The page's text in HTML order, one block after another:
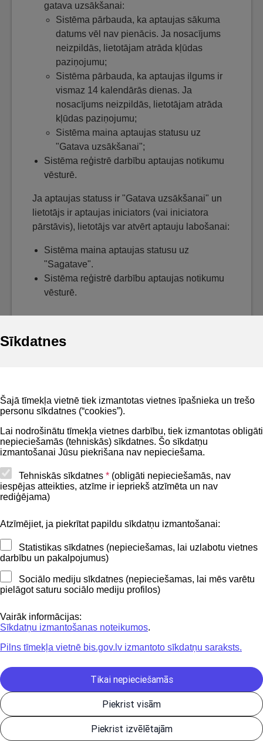
Sīkdatnes
Šajā tīmekļa vietnē tiek izmantotas vietnes īpašnieka un trešo
personu sīkdatnes (“cookies”).
Lai nodrošinātu tīmekļa vietnes darbību, tiek izmantotas obligāti
nepieciešamās (tehniskās) sīkdatnes. Šo sīkdatņu
izmantošanai Jūsu piekrišana nav nepieciešama.
Tehniskās sīkdatnes * (obligāti nepieciešamās, nav
iespējas atteikties, atzīme ir iepriekš atzīmēta un nav
rediģējama)
Atzīmējiet, ja piekrītat papildu sīkdatņu izmantošanai:
Statistikas sīkdatnes (nepieciešamas, lai uzlabotu vietnes
darbību un pakalpojumus)
Sociālo mediju sīkdatnes (nepieciešamas, lai mēs varētu
pielāgot saturu sociālo mediju profilos)
Vairāk informācijas:
Sīkdatņu izmantošanas noteikumos.
Pilns tīmekļa vietnē bis.gov.lv izmantoto sīkdatņu saraksts.
Piekrist izvēlētajām
Piekrist visām
Tikai nepieciešamās
gatava uzsākšanai:
Sistēma pārbauda, ka aptaujas sākuma
datums vēl nav pienācis. Ja nosacījums
neizpildās, lietotājam atrāda kļūdas
paziņojumu;
Sistēma pārbauda, ka aptaujas ilgums ir
vismaz 14 kalendārās dienas. Ja
nosacījums neizpildās, lietotājam atrāda
kļūdas paziņojumu;
Sistēma maina aptaujas statusu uz
"Gatava uzsākšanai";
Sistēma reģistrē darbību aptaujas notikumu
vēsturē.
Ja aptaujas statuss ir "Gatava uzsākšanai" un
lietotājs ir aptaujas iniciators (vai iniciatora
pārstāvis), lietotājs var atvērt aptauju labošanai:
Sistēma maina aptaujas statusu uz
"Sagatave".
Sistēma reģistrē darbību aptaujas notikumu
vēsturē.
Privātuma politika
Lapas karte
Piekļūstamības paziņojums
Kontakti
BIS atbalsta dienesta tālrunis:
Sekojiet mums
Lejupielādejiet
Būvniecības valsts kontroles birojs | Informācijas pārpublicēšanas
gadījumā atsauce uz Būvniecības informācijas sistēmu obligāta. |